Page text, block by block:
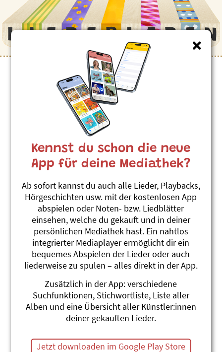
Kinderlieder zum Thema
”Buch”
Bueche / Fagus
Roland Zoss
Baumlieder 1
#Indianer #Wald #Baum
#Umwelt (-schutz) #Buch #Buche
Biächerfrässer-Räpp
Karin Anderhalden
Ä Zaiberer isch im Land gsi
#Buch #Rap
Büecherwurm
Christian Schenker und Grüüveli
Tüüfeli
Chumm, mir boue e Isebahn
#Buch
Büecherwurm
Christian Schenker und Grüüveli
Tüüfeli
#Buch
Kennst du schon die neue
App für deine Mediathek?
Ab sofort kannst du auch alle Lieder, Playbacks,
Hörgeschichten usw. mit der kostenlosen App
abspielen oder Noten- bzw. Liedblätter
einsehen, welche du gekauft und in deiner
persönlichen Mediathek hast. Ein nahtlos
integrierter Mediaplayer ermöglicht dir ein
bequemes Abspielen der Lieder oder auch
liederweise zu spulen – alles direkt in der App.
Zusätzlich in der App: verschiedene
Suchfunktionen, Stichwortliste, Liste aller
Alben und eine Übersicht aller Künstler:innen
deiner gekauften Lieder.
Jetzt downloaden im Google Play Store